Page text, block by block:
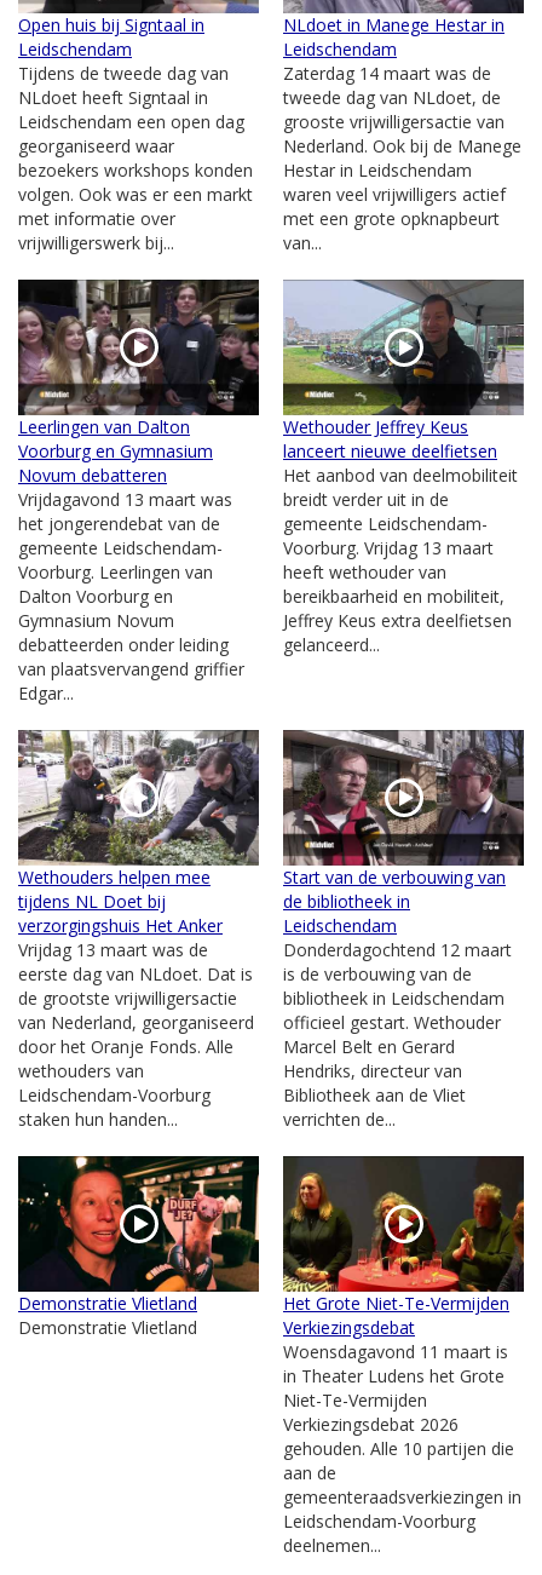
Open huis bij Signtaal in
Leidschendam
Tijdens de tweede dag van
NLdoet heeft Signtaal in
Leidschendam een open dag
georganiseerd waar
bezoekers workshops konden
volgen. Ook was er een markt
met informatie over
vrijwilligerswerk bij...
NLdoet in Manege Hestar in
Leidschendam
Zaterdag 14 maart was de
tweede dag van NLdoet, de
grooste vrijwilligersactie van
Nederland. Ook bij de Manege
Hestar in Leidschendam
waren veel vrijwilligers actief
met een grote opknapbeurt
van...
Leerlingen van Dalton
Voorburg en Gymnasium
Novum debatteren
Vrijdagavond 13 maart was
het jongerendebat van de
gemeente Leidschendam-
Voorburg. Leerlingen van
Dalton Voorburg en
Gymnasium Novum
debatteerden onder leiding
van plaatsvervangend griffier
Edgar...
Wethouder Jeffrey Keus
lanceert nieuwe deelfietsen
Het aanbod van deelmobiliteit
breidt verder uit in de
gemeente Leidschendam-
Voorburg. Vrijdag 13 maart
heeft wethouder van
bereikbaarheid en mobiliteit,
Jeffrey Keus extra deelfietsen
gelanceerd...
Wethouders helpen mee
tijdens NL Doet bij
verzorgingshuis Het Anker
Vrijdag 13 maart was de
eerste dag van NLdoet. Dat is
de grootste vrijwilligersactie
van Nederland, georganiseerd
door het Oranje Fonds. Alle
wethouders van
Leidschendam-Voorburg
staken hun handen...
Start van de verbouwing van
de bibliotheek in
Leidschendam
Donderdagochtend 12 maart
is de verbouwing van de
bibliotheek in Leidschendam
officieel gestart. Wethouder
Marcel Belt en Gerard
Hendriks, directeur van
Bibliotheek aan de Vliet
verrichten de...
Demonstratie Vlietland
Demonstratie Vlietland
Het Grote Niet-Te-Vermijden
Verkiezingsdebat
Woensdagavond 11 maart is
in Theater Ludens het Grote
Niet-Te-Vermijden
Verkiezingsdebat 2026
gehouden. Alle 10 partijen die
aan de
gemeenteraadsverkiezingen in
Leidschendam-Voorburg
deelnemen...